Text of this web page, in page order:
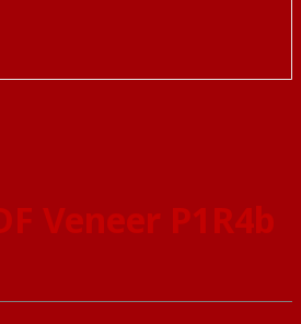
Veneer P1R4b